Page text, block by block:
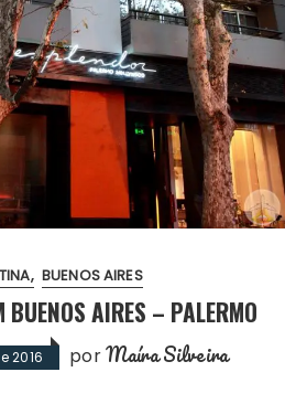
BUENOS AIRES
BUENOS AIRES – PALERMO
2016 porMaíra Silveira